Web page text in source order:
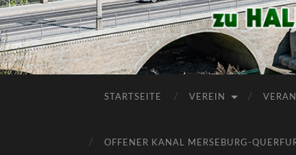
STARTSEITE VEREIN
OFFENER KANAL MERSEBURG-